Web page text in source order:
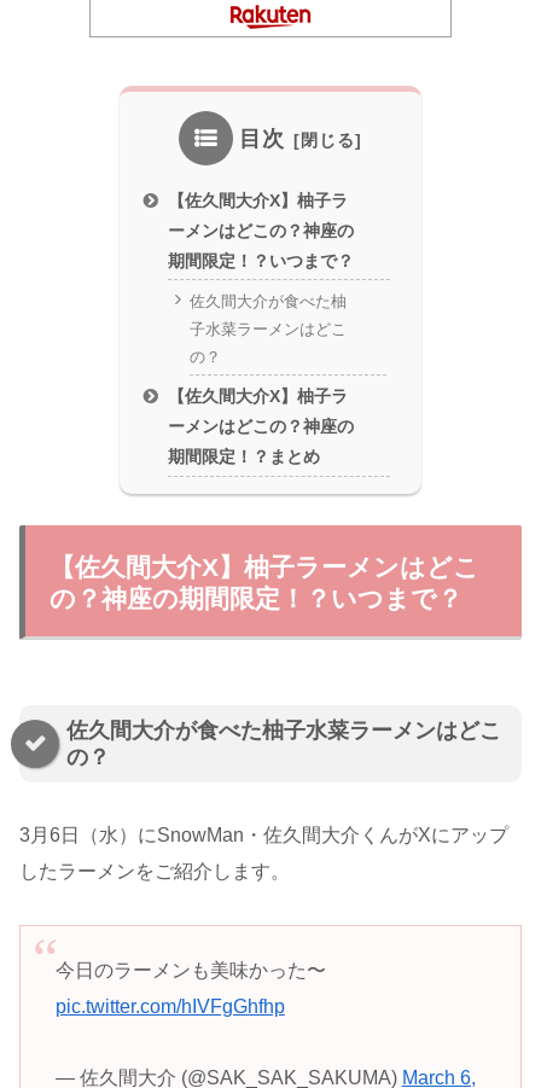
目次
【佐久間大介X】柚子ラ
ーメンはどこの？神座の
期間限定！？いつまで？
佐久間大介が食べた柚
子水菜ラーメンはどこ
の？
【佐久間大介X】柚子ラ
ーメンはどこの？神座の
期間限定！？まとめ
【佐久間大介X】柚子ラーメンはどこ
の？神座の期間限定！？いつまで？
佐久間大介が食べた柚子水菜ラーメンはどこ
の？
3月6日（水）にSnowMan・佐久間大介くんがXにアップ
したラーメンをご紹介します。
今日のラーメンも美味かった〜
pic.twitter.com/hIVFgGhfhp
— 佐久間大介 (@SAK_SAK_SAKUMA) March 6,